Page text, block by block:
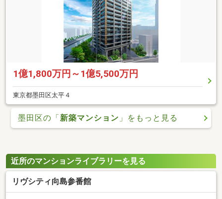
1億1,800万円～1億5,500万円
東京都墨田区太平４
墨田区の「 新築マンション 」をもっと見る
近所のマンションライブラリーを見る
リヴシティ向島参番館